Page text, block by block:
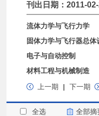
刊出日期：2011-
流体力学与飞行力学
固体力学与飞行器总体
电子与自动控制
材料工程与机械制造
上一期
| 下一期
全选 全部摘